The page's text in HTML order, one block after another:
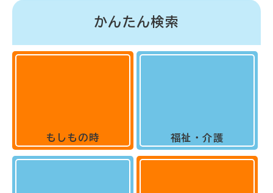
かんたん検索
もしもの時 福祉・介護